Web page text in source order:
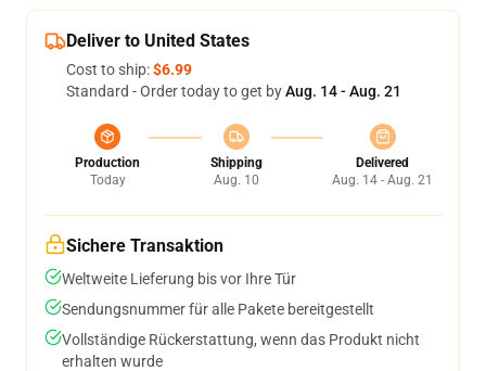
Deliver to United States
Cost to ship:$6.99
Standard - Order today to get byAug. 14 - Aug. 21
Production
Today
Shipping
Aug. 10
Delivered
Aug. 14 - Aug. 21
Sichere Transaktion
Weltweite Lieferung bis vor Ihre Tür
Sendungsnummer für alle Pakete bereitgestellt
Vollständige Rückerstattung, wenn das Produkt nicht
erhalten wurde